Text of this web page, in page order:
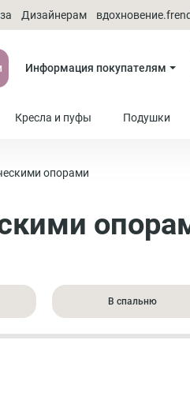
Дизайнерам
Информация покупателям
Кресла и пуфы Подушки
опорами
В спальню